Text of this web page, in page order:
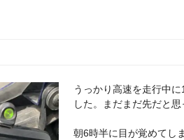
うっかり高速を走行中
した。まだまだ先だと
朝6時半に目が覚めてし